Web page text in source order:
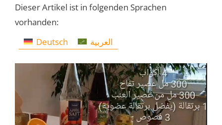
Dieser Artikel ist in folgenden Sprachen
vorhanden:
Deutsch
العربية